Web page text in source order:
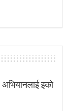
अभियानलाई इको